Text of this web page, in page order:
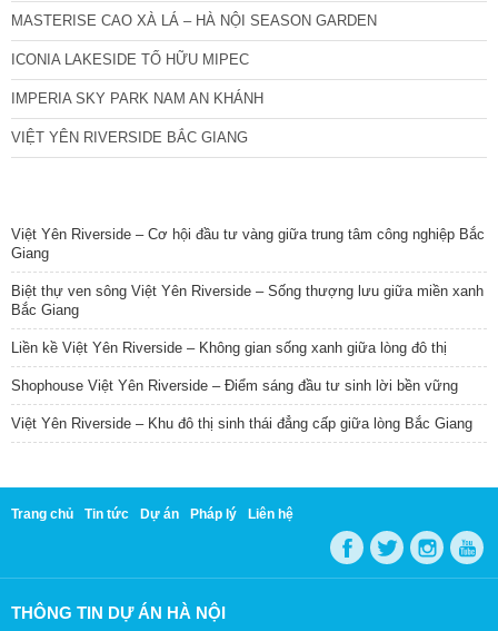
MASTERISE CAO XÀ LÁ – HÀ NỘI SEASON GARDEN
ICONIA LAKESIDE TỐ HỮU MIPEC
IMPERIA SKY PARK NAM AN KHÁNH
VIỆT YÊN RIVERSIDE BẮC GIANG
Việt Yên Riverside – Cơ hội đầu tư vàng giữa trung tâm công nghiệp Bắc
Giang
Biệt thự ven sông Việt Yên Riverside – Sống thượng lưu giữa miền xanh
Bắc Giang
Liền kề Việt Yên Riverside – Không gian sống xanh giữa lòng đô thị
Shophouse Việt Yên Riverside – Điểm sáng đầu tư sinh lời bền vững
Việt Yên Riverside – Khu đô thị sinh thái đẳng cấp giữa lòng Bắc Giang
Trang chủ Tin tức Dự án Pháp lý Liên hệ
THÔNG TIN DỰ ÁN HÀ NỘI